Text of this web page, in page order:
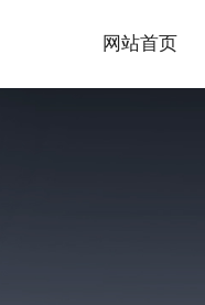
网站首页